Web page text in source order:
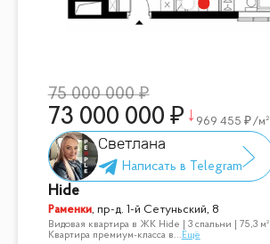
75 000 000
73 000 000 969 455 /м²
Светлана
Hide
Раменки, пр-д. 1-й Сетуньский, 8
Видовая квартира в ЖК Hide | 3 спальни | 75,3 м²
Квартира премиум-класса в... Ещё